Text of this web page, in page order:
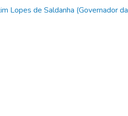
Lopes de Saldanha (Governador da